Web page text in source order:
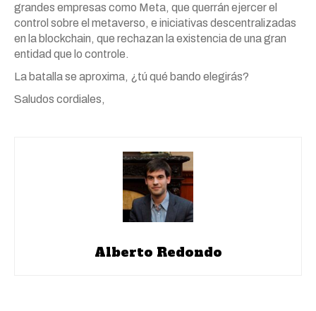
grandes empresas como Meta, que querrán ejercer el
control sobre el metaverso, e iniciativas descentralizadas
en la blockchain, que rechazan la existencia de una gran
entidad que lo controle.
La batalla se aproxima, ¿tú qué bando elegirás?
Saludos cordiales,
Alberto Redondo